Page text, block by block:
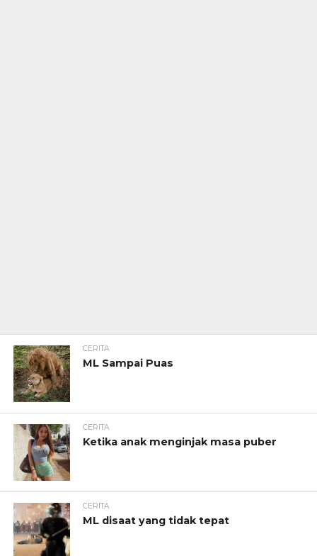
CERITA
ML Sampai Puas
CERITA
Ketika anak menginjak masa puber
CERITA
ML disaat yang tidak tepat